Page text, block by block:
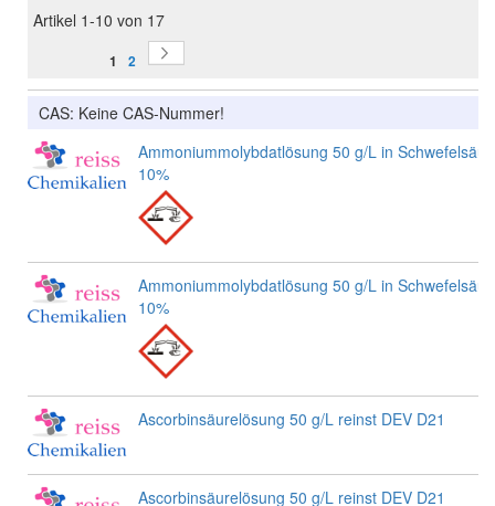
Artikel 1-10 von 17
Sie lesen gerade Seite
1 Seite
2
Seite
CAS: Keine CAS-Nummer!
Ammoniummolybdatlösung 50 g/L in
10%
Ammoniummolybdatlösung 50 g/L in
10%
Ascorbinsäurelösung 50 g/L reinst DEV D21
Ascorbinsäurelösung 50 g/L reinst DEV D21